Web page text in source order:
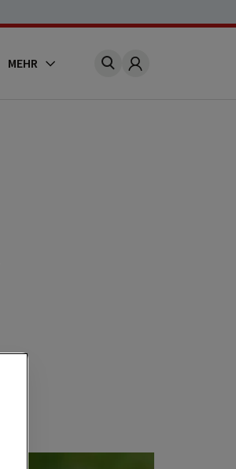
MEHR Account